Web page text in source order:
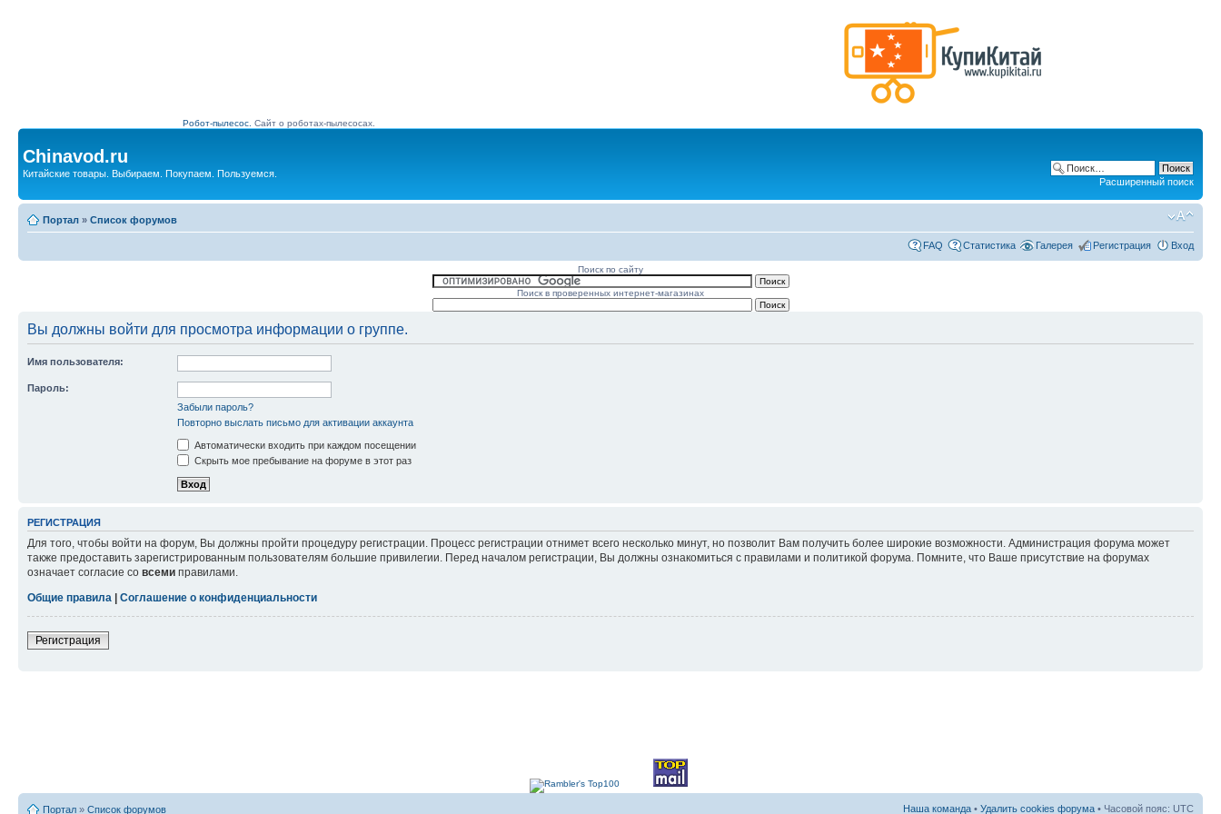
Робот-пылесос. Сайт о роботах-пылесосах.
Chinavod.ru
Китайские товары. Выбираем. Покупаем. Пользуемся.
Расширенный поиск
Портал » Список форумов
FAQ Статистика Галерея Регистрация Вход
Поиск по сайту
Поиск в проверенных интернет-магазинах
Вы должны войти для просмотра информации о группе.
Имя пользователя:
Пароль:
Забыли пароль?
Повторно выслать письмо для активации аккаунта
Автоматически входить при каждом посещении
Скрыть мое пребывание на форуме в этот раз
РЕГИСТРАЦИЯ
Для того, чтобы войти на форум, Вы должны пройти процедуру регистрации. Процесс регистрации отнимет всего несколько минут, но позволит Вам получить более широкие возможности. Администрация форума может
также предоставить зарегистрированным пользователям большие привилегии. Перед началом регистрации, Вы должны ознакомиться с правилами и политикой форума. Помните, что Ваше присутствие на форумах
означает согласие со всеми правилами.
Общие правила
Соглашение о конфиденциальности
Регистрация
Портал » Список форумов Наша команда • Удалить cookies форума • Часовой пояс: UTC